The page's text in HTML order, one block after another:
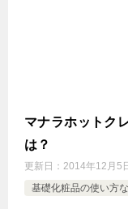
マナラホットク
は？
更新日： 2014年12月5
基礎化粧品の使い方